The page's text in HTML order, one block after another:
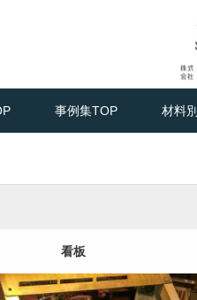
事例集TOP 材料別
看板